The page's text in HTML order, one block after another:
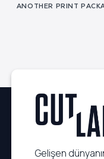
ANOTHER PRINT
Gelişen